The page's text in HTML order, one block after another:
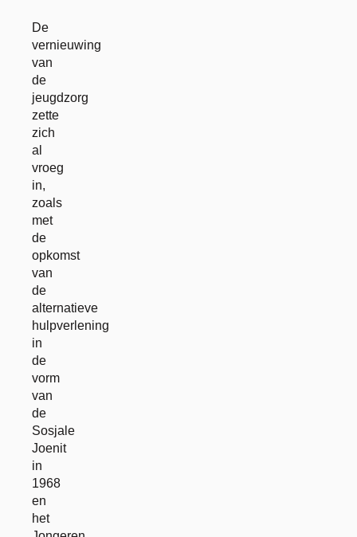
link
De
vernieuwing
van
de
jeugdzorg
zette
zich
al
vroeg
in,
zoals
met
de
opkomst
van
de
alternatieve
hulpverlening
in
de
vorm
van
de
Sosjale
Joenit
in
1968
en
het